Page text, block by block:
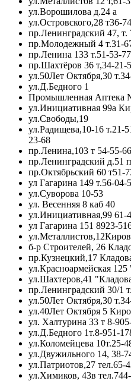
ул.Ворошилова д.24 а
ул.Островского,28 т36-
пр.Ленинградский 47, т.
пр.Молодежный 4 т.31-
пр.Ленина 133 т.51-53-
пр.Шахтёров 36 т,34-
ул.50Лет Октября,30
ул.Д.Бедного 1
Промышленная Аптека
ул.Инициативная 99а
ул.Свободы,19
ул.Радищева,10-16 т.21-
23-68
пр.Ленина,103 т 54-55-66
пр.Ленинградский д.51
пр.Октябрьский 60 т51-
ул Гагарина 149 т.56-04-
ул.Суворова 10-53
ул. Весенняя 8 каб 40
ул.Инициативная,99 61-
ул Гагарина 151 8923-
б-р Строителей, 26
пр.Кузнецкий,17
ул.Красноармейская 125
ул.Шахтеров,41
пр.Ленинградский 30/1
ул.50Лет Октября,30
ул.40Лет Октября 5
ул. Халтурина 33 т 8-
ул.Д.Бедного 1т.8-951-
ул.Коломейцева
ул.Двужильного 14, 38-
ул.Патриотов,27 тел.65-
ул.Химиков, 43в